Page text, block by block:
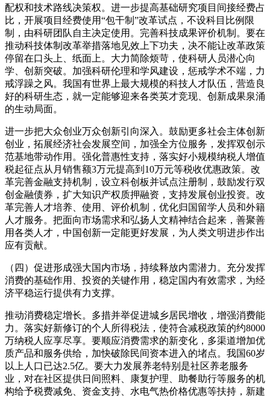
配权和技术路线决策权。进一步提高基础研究项目间接经费占
比，开展项目经费使用“包干制”改革试点，不设科目比例限
制，由科研团队自主决定使用。完善科技成果评价机制。要在
推动科技体制改革举措落地见效上下功夫，决不能让改革政策
停留在口头上、纸面上。大力简除烦苛，使科研人员潜心向
学、创新突破。加强科研伦理和学风建设，惩戒学术不端，力
戒浮躁之风。我国有世界上最大规模的科技人才队伍，营造良
好的科研生态，就一定能够迎来各类英才竞现、创新成果泉涌
的生动局面。
进一步把大众创业万众创新引向深入。鼓励更多社会主体创新
创业，拓展经济社会发展空间，加强全方位服务，发挥双创示
范基地带动作用。强化普惠性支持，落实好小规模纳税人增值
税起征点从月销售额3万元提高到10万元等税收优惠政策。改
革完善金融支持机制，设立科创板并试点注册制，鼓励发行双
创金融债券，扩大知识产权质押融资，支持发展创业投资。改
革完善人才培养、使用、评价机制，优化归国留学人员和外籍
人才服务。把面向市场需求和弘扬人文精神结合起来，善聚善
用各类人才，中国创新一定能更好发展，为人类文明进步作出
应有贡献。
（四）促进形成强大国内市场，持续释放内需潜力。充分发挥
消费的基础作用、投资的关键作用，稳定国内有效需求，为经
济平稳运行提供有力支撑。
推动消费稳定增长。多措并举促进城乡居民增收，增强消费能
力。落实好新修订的个人所得税法，使符合减税政策的约8000
万纳税人应享尽享。要顺应消费需求的新变化，多渠道增加优
质产品和服务供给，加快破除民间资本进入的堵点。我国60岁
以上人口已达2.5亿。要大力发展养老特别是社区养老服务
业，对在社区提供日间照料、康复护理、助餐助行等服务的机
构给予税费减免、资金支持、水电气热价格优惠等扶持，新建